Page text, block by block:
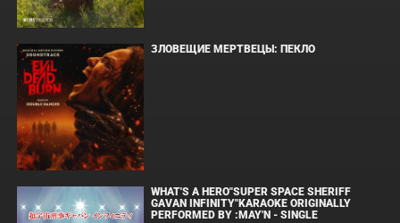
ЗЛОВЕЩИЕ МЕРТВЕЦЫ: ПЕКЛО
WHAT'S A HERO"SUPER SPACE SHERIFF
GAVAN INFINITY"KARAOKE ORIGINALLY
PERFORMED BY :MAY'N - SINGLE